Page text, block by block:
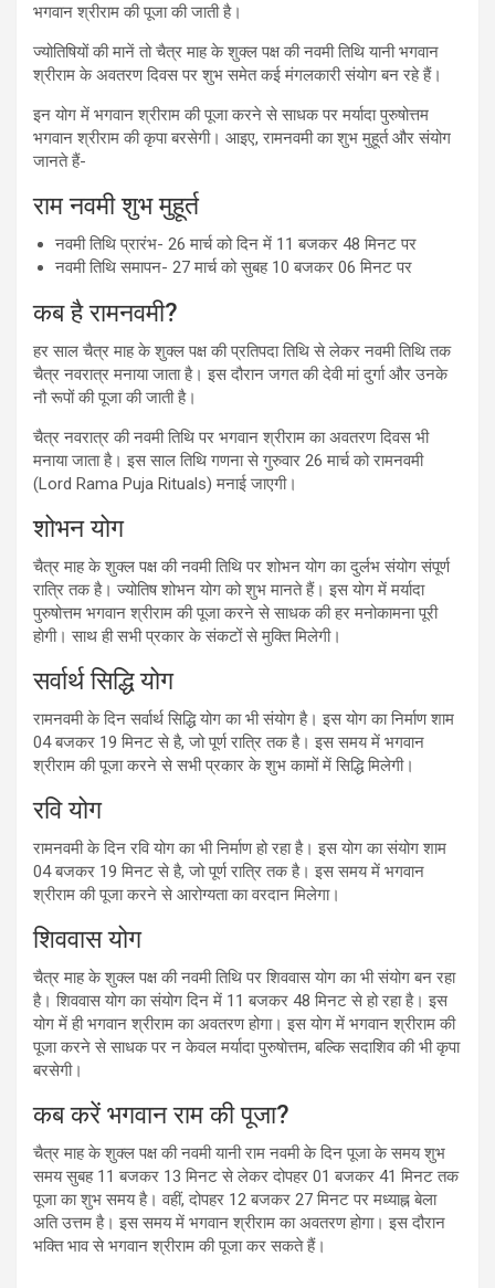
भगवान श्रीराम की पूजा की जाती है।
ज्योतिषियों की मानें तो चैत्र माह के शुक्ल पक्ष की नवमी तिथि यानी भगवान
श्रीराम के अवतरण दिवस पर शुभ समेत कई मंगलकारी संयोग बन रहे हैं।
इन योग में भगवान श्रीराम की पूजा करने से साधक पर मर्यादा पुरुषोत्तम
भगवान श्रीराम की कृपा बरसेगी। आइए, रामनवमी का शुभ मुहूर्त और संयोग
जानते हैं-
राम नवमी शुभ मुहूर्त
नवमी तिथि प्रारंभ- 26 मार्च को दिन में 11 बजकर 48 मिनट पर
नवमी तिथि समापन- 27 मार्च को सुबह 10 बजकर 06 मिनट पर
कब है रामनवमी?
हर साल चैत्र माह के शुक्ल पक्ष की प्रतिपदा तिथि से लेकर नवमी तिथि तक
चैत्र नवरात्र मनाया जाता है। इस दौरान जगत की देवी मां दुर्गा और उनके
नौ रूपों की पूजा की जाती है।
चैत्र नवरात्र की नवमी तिथि पर भगवान श्रीराम का अवतरण दिवस भी
मनाया जाता है। इस साल तिथि गणना से गुरुवार 26 मार्च को रामनवमी
(Lord Rama Puja Rituals) मनाई जाएगी।
शोभन योग
चैत्र माह के शुक्ल पक्ष की नवमी तिथि पर शोभन योग का दुर्लभ संयोग संपूर्ण
रात्रि तक है। ज्योतिष शोभन योग को शुभ मानते हैं। इस योग में मर्यादा
पुरुषोत्तम भगवान श्रीराम की पूजा करने से साधक की हर मनोकामना पूरी
होगी। साथ ही सभी प्रकार के संकटों से मुक्ति मिलेगी।
सर्वार्थ सिद्धि योग
रामनवमी के दिन सर्वार्थ सिद्धि योग का भी संयोग है। इस योग का निर्माण शाम
04 बजकर 19 मिनट से है, जो पूर्ण रात्रि तक है। इस समय में भगवान
श्रीराम की पूजा करने से सभी प्रकार के शुभ कामों में सिद्धि मिलेगी।
रवि योग
रामनवमी के दिन रवि योग का भी निर्माण हो रहा है। इस योग का संयोग शाम
04 बजकर 19 मिनट से है, जो पूर्ण रात्रि तक है। इस समय में भगवान
श्रीराम की पूजा करने से आरोग्यता का वरदान मिलेगा।
शिववास योग
चैत्र माह के शुक्ल पक्ष की नवमी तिथि पर शिववास योग का भी संयोग बन रहा
है। शिववास योग का संयोग दिन में 11 बजकर 48 मिनट से हो रहा है। इस
योग में ही भगवान श्रीराम का अवतरण होगा। इस योग में भगवान श्रीराम की
पूजा करने से साधक पर न केवल मर्यादा पुरुषोत्तम, बल्कि सदाशिव की भी कृपा
बरसेगी।
कब करें भगवान राम की पूजा?
चैत्र माह के शुक्ल पक्ष की नवमी यानी राम नवमी के दिन पूजा के समय शुभ
समय सुबह 11 बजकर 13 मिनट से लेकर दोपहर 01 बजकर 41 मिनट तक
पूजा का शुभ समय है। वहीं, दोपहर 12 बजकर 27 मिनट पर मध्याह्न बेला
अति उत्तम है। इस समय में भगवान श्रीराम का अवतरण होगा। इस दौरान
भक्ति भाव से भगवान श्रीराम की पूजा कर सकते हैं।